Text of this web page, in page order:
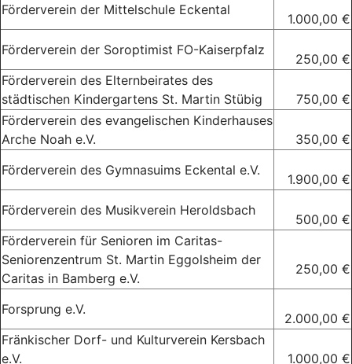
Förderverein der Mittelschule Eckental
1.000,00 €
Förderverein der Soroptimist FO-Kaiserpfalz
250,00 €
Förderverein des Elternbeirates des
städtischen Kindergartens St. Martin Stübig
750,00 €
Förderverein des evangelischen Kinderhauses
Arche Noah e.V.
350,00 €
Förderverein des Gymnasuims Eckental e.V.
1.900,00 €
Förderverein des Musikverein Heroldsbach
500,00 €
Förderverein für Senioren im Caritas-
Seniorenzentrum St. Martin Eggolsheim der
Caritas in Bamberg e.V.
250,00 €
Forsprung e.V.
2.000,00 €
Fränkischer Dorf- und Kulturverein Kersbach
e.V.
1.000,00 €